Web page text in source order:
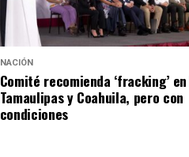
NACIÓN
Comité recomienda ‘fracking’ en
Tamaulipas y Coahuila, pero con
condiciones